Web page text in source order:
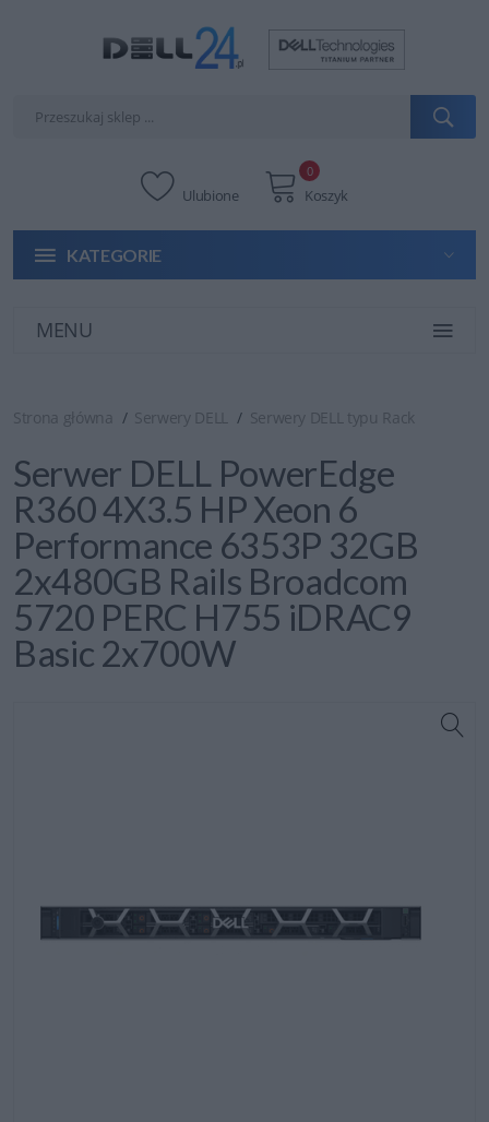
Ulubione Koszyk
0
KATEGORIE
MENU
Strona główna Serwery DELL Serwery DELL typu Rack
Serwer DELL PowerEdge
R360 4X3.5 HP Xeon 6
Performance 6353P 32GB
2x480GB Rails Broadcom
5720 PERC H755 iDRAC9
Basic 2x700W